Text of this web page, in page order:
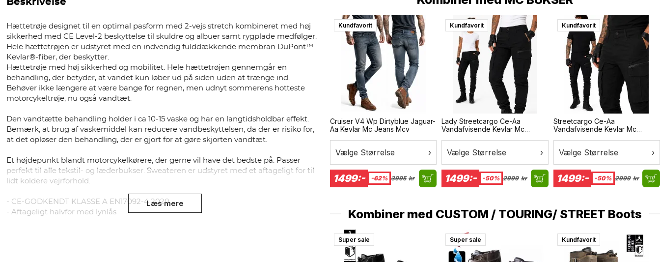
Beskrivelse
Hættetrøje designet til en optimal pasform med 2-vejs stretch kombineret med høj
sikkerhed med CE Level-2 beskyttelse til skuldre og albuer samt rygplade medfølger.
Hele hættetrøjen er udstyret med en indvendig fulddækkende membran DuPont™
Kevlar®-fiber, der beskytter.
Hættetrøje med høj sikkerhed og mobilitet. Hele hættetrøjen gennemgår en
behandling, der betyder, at vandet kun løber ud på siden uden at trænge ind.
Behøver ikke længere at være bange for regnen, men udnyt sommerens hotteste
motorcykeltrøje, nu også vandtæt.
Den vandtætte behandling holder i ca 10-15 vaske og har en langtidsholdbar effekt.
Bemærk, at brug af vaskemiddel kan reducere vandbeskyttelsen, da der er risiko for,
at det opløser den behandling, der er gjort for at gøre skjorten vandtæt.
Et højdepunkt blandt motorcykelkørere, der gerne vil have det bedste på. Passer
perfekt til alle tekstil- og læderbukser. Sweateren er udstyret med et aftageligt for til
lidt koldere vejrforhold.
- CE-GODKENDT KLASSE A EN17092-4 2020
- Aftageligt halvfor med lynlås
Læs mere
Kundfavorit
Cruiser V4 Wp Dirtyblue Jaguar-
Aa Kevlar Mc Jeans Mcv
Vælge Størrelse ›
1499:- -62% 3995 kr
Kundfavorit
Lady Streetcargo Ce-Aa
Vandafvisende Kevlar Mc
Vælge Størrelse ›
1499:- -50% 2999 kr
Kundfavorit
Streetcargo Ce-Aa
Vandafvisende Kevlar Mc
Vælge Størrelse ›
1499:- -50% 2999 kr
Kombiner med CUSTOM / TOURING/ STREET Boots
Super sale Super sale Surprise
Kundfavorit